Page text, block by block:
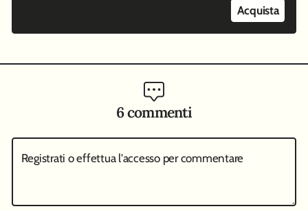
Acquista
6 commenti
Registrati o effettua l'accesso per commentare